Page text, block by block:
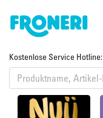
Kostenlose Service Hotline: